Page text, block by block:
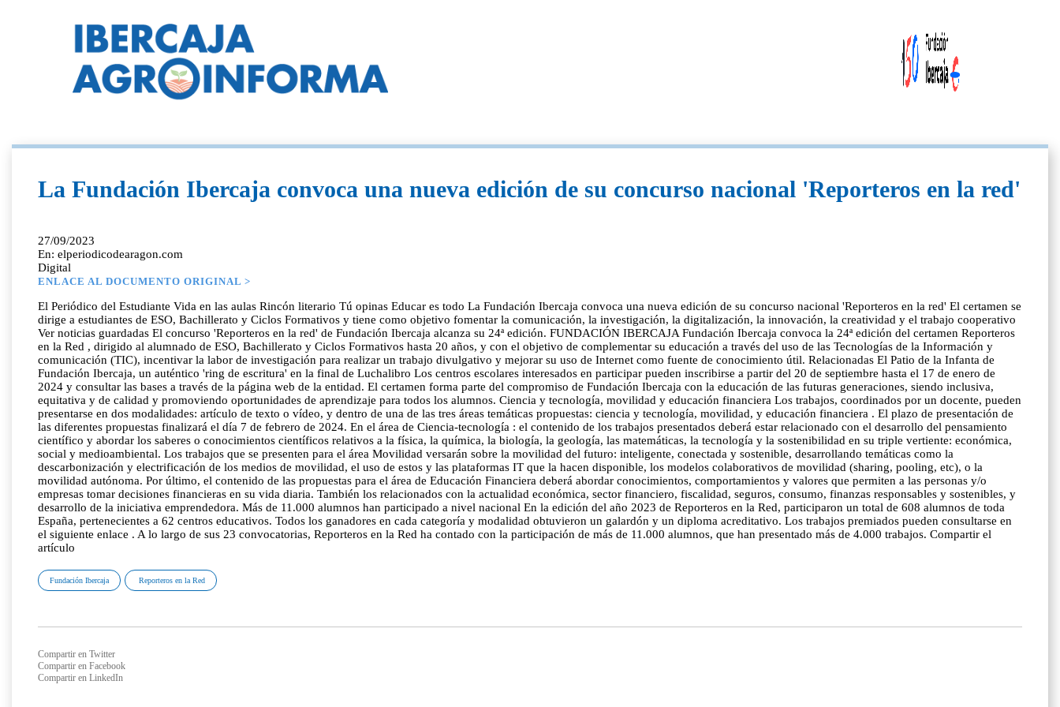
La Fundación Ibercaja convoca una nueva edición de su concurso nacional 'Reporteros en la red'
27/09/2023
En: elperiodicodearagon.com
Digital
ENLACE AL DOCUMENTO ORIGINAL >
El Periódico del Estudiante Vida en las aulas Rincón literario Tú opinas Educar es todo La Fundación Ibercaja convoca una nueva edición de su concurso nacional 'Reporteros en la red' El certamen se
dirige a estudiantes de ESO, Bachillerato y Ciclos Formativos y tiene como objetivo fomentar la comunicación, la investigación, la digitalización, la innovación, la creatividad y el trabajo cooperativo
Ver noticias guardadas El concurso 'Reporteros en la red' de Fundación Ibercaja alcanza su 24ª edición. FUNDACIÓN IBERCAJA Fundación Ibercaja convoca la 24ª edición del certamen Reporteros
en la Red , dirigido al alumnado de ESO, Bachillerato y Ciclos Formativos hasta 20 años, y con el objetivo de complementar su educación a través del uso de las Tecnologías de la Información y
comunicación (TIC), incentivar la labor de investigación para realizar un trabajo divulgativo y mejorar su uso de Internet como fuente de conocimiento útil. Relacionadas El Patio de la Infanta de
Fundación Ibercaja, un auténtico 'ring de escritura' en la final de Luchalibro Los centros escolares interesados en participar pueden inscribirse a partir del 20 de septiembre hasta el 17 de enero de
2024 y consultar las bases a través de la página web de la entidad. El certamen forma parte del compromiso de Fundación Ibercaja con la educación de las futuras generaciones, siendo inclusiva,
equitativa y de calidad y promoviendo oportunidades de aprendizaje para todos los alumnos. Ciencia y tecnología, movilidad y educación financiera Los trabajos, coordinados por un docente, pueden
presentarse en dos modalidades: artículo de texto o vídeo, y dentro de una de las tres áreas temáticas propuestas: ciencia y tecnología, movilidad, y educación financiera . El plazo de presentación de
las diferentes propuestas finalizará el día 7 de febrero de 2024. En el área de Ciencia-tecnología : el contenido de los trabajos presentados deberá estar relacionado con el desarrollo del pensamiento
científico y abordar los saberes o conocimientos científicos relativos a la física, la química, la biología, la geología, las matemáticas, la tecnología y la sostenibilidad en su triple vertiente: económica,
social y medioambiental. Los trabajos que se presenten para el área Movilidad versarán sobre la movilidad del futuro: inteligente, conectada y sostenible, desarrollando temáticas como la
descarbonización y electrificación de los medios de movilidad, el uso de estos y las plataformas IT que la hacen disponible, los modelos colaborativos de movilidad (sharing, pooling, etc), o la
movilidad autónoma. Por último, el contenido de las propuestas para el área de Educación Financiera deberá abordar conocimientos, comportamientos y valores que permiten a las personas y/o
empresas tomar decisiones financieras en su vida diaria. También los relacionados con la actualidad económica, sector financiero, fiscalidad, seguros, consumo, finanzas responsables y sostenibles, y
desarrollo de la iniciativa emprendedora. Más de 11.000 alumnos han participado a nivel nacional En la edición del año 2023 de Reporteros en la Red, participaron un total de 608 alumnos de toda
España, pertenecientes a 62 centros educativos. Todos los ganadores en cada categoría y modalidad obtuvieron un galardón y un diploma acreditativo. Los trabajos premiados pueden consultarse en
el siguiente enlace . A lo largo de sus 23 convocatorias, Reporteros en la Red ha contado con la participación de más de 11.000 alumnos, que han presentado más de 4.000 trabajos. Compartir el
artículo
Fundación Ibercaja Reporteros en la Red
Compartir en Twitter
Compartir en Facebook
Compartir en LinkedIn